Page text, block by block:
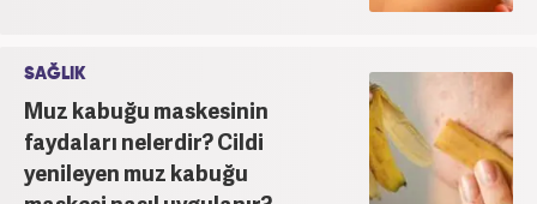
SAĞLIK
Muz kabuğu maskesinin
faydaları nelerdir? Cildi
yenileyen muz kabuğu